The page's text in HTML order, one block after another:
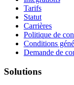
Tarifs
Statut
Carrières
Politique de
Conditions
Demande de
Solutions